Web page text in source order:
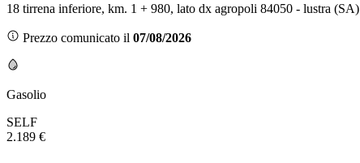
18 tirrena inferiore, km. 1 + 980, lato dx agropoli 84050 - lustra (SA)
Prezzo comunicato il 07/08/2026
Gasolio
SELF
2.189 €